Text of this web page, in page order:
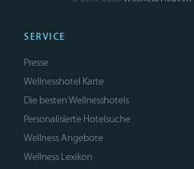
SERVICE
Presse
Wellnesshotel Karte
Die besten Wellnesshotels
Personalisierte Hotelsuche
Wellness Angebote
Wellness Lexikon